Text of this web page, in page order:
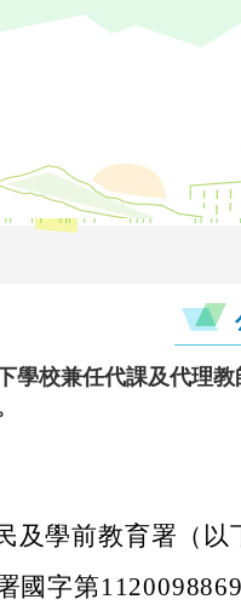
學校兼任代課及代理
及學前教育署（以
國字第